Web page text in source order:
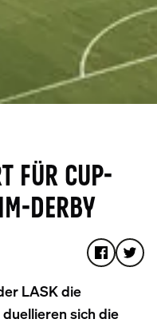
FÜR CUP-
DERBY
LASK die
sich die